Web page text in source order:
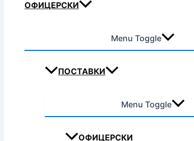
ОФИЦЕРСКИ
Menu Toggle
ПОСТАВКИ
Menu Toggle
ОФИЦЕРСКИ